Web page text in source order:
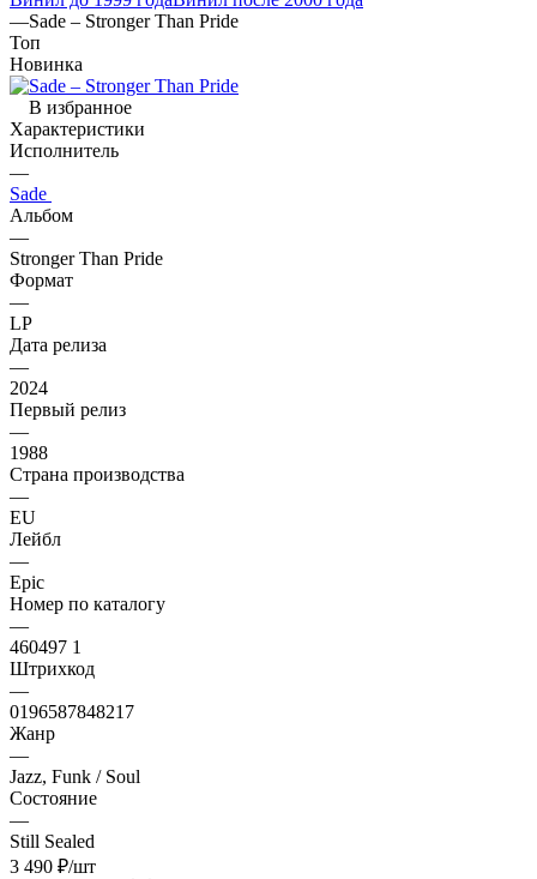
—Sade – Stronger Than Pride
Топ
Новинка
В избранное
Характеристики
Исполнитель
—
Sade
Альбом
—
Stronger Than Pride
Формат
—
LP
Дата релиза
—
2024
Первый релиз
—
1988
Страна производства
—
EU
Лейбл
—
Epic
Номер по каталогу
—
460497 1
Штрихкод
—
0196587848217
Жанр
—
Jazz, Funk / Soul
Состояние
—
Still Sealed
3 490 ₽/шт